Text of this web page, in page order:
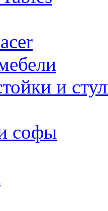
и
софы